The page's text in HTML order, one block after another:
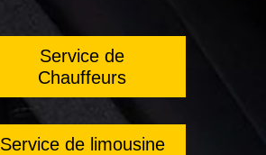
Service de
Chauffeurs
Service de limousine